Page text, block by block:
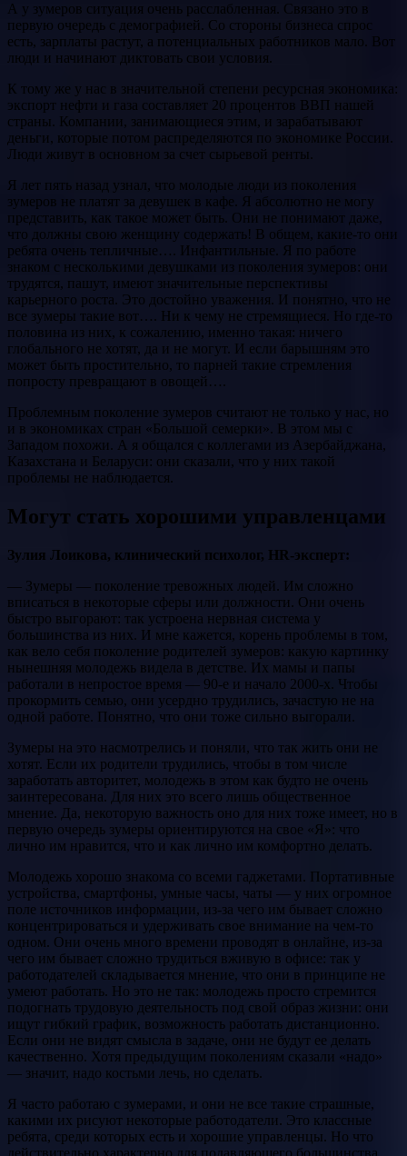
А у зумеров ситуация очень расслабленная. Связано это в
первую очередь с демографией. Со стороны бизнеса спрос
есть, зарплаты растут, а потенциальных работников мало. Вот
люди и начинают диктовать свои условия.
К тому же у нас в значительной степени ресурсная экономика:
экспорт нефти и газа составляет 20 процентов ВВП нашей
страны. Компании, занимающиеся этим, и зарабатывают
деньги, которые потом распределяются по экономике России.
Люди живут в основном за счет сырьевой ренты.
Я лет пять назад узнал, что молодые люди из поколения
зумеров не платят за девушек в кафе. Я абсолютно не могу
представить, как такое может быть. Они не понимают даже,
что должны свою женщину содержать! В общем, какие-то они
ребята очень тепличные…. Инфантильные. Я по работе
знаком с несколькими девушками из поколения зумеров: они
трудятся, пашут, имеют значительные перспективы
карьерного роста. Это достойно уважения. И понятно, что не
все зумеры такие вот…. Ни к чему не стремящиеся. Но где-то
половина из них, к сожалению, именно такая: ничего
глобального не хотят, да и не могут. И если барышням это
может быть простительно, то парней такие стремления
попросту превращают в овощей….
Проблемным поколение зумеров считают не только у нас, но
и в экономиках стран «Большой семерки». В этом мы с
Западом похожи. А я общался с коллегами из Азербайджана,
Казахстана и Беларуси: они сказали, что у них такой
проблемы не наблюдается.
Могут стать хорошими управленцами
Зулия Лоикова, клинический психолог, HR-эксперт:
— Зумеры — поколение тревожных людей. Им сложно
вписаться в некоторые сферы или должности. Они очень
быстро выгорают: так устроена нервная система у
большинства из них. И мне кажется, корень проблемы в том,
как вело себя поколение родителей зумеров: какую картинку
нынешняя молодежь видела в детстве. Их мамы и папы
работали в непростое время — 90-е и начало 2000-х. Чтобы
прокормить семью, они усердно трудились, зачастую не на
одной работе. Понятно, что они тоже сильно выгорали.
Зумеры на это насмотрелись и поняли, что так жить они не
хотят. Если их родители трудились, чтобы в том числе
заработать авторитет, молодежь в этом как будто не очень
заинтересована. Для них это всего лишь общественное
мнение. Да, некоторую важность оно для них тоже имеет, но в
первую очередь зумеры ориентируются на свое «Я»: что
лично им нравится, что и как лично им комфортно делать.
Молодежь хорошо знакома со всеми гаджетами. Портативные
устройства, смартфоны, умные часы, чаты — у них огромное
поле источников информации, из-за чего им бывает сложно
концентрироваться и удерживать свое внимание на чем-то
одном. Они очень много времени проводят в онлайне, из-за
чего им бывает сложно трудиться вживую в офисе: так у
работодателей складывается мнение, что они в принципе не
умеют работать. Но это не так: молодежь просто стремится
подогнать трудовую деятельность под свой образ жизни: они
ищут гибкий график, возможность работать дистанционно.
Если они не видят смысла в задаче, они не будут ее делать
качественно. Хотя предыдущим поколениям сказали «надо»
— значит, надо костьми лечь, но сделать.
Я часто работаю с зумерами, и они не все такие страшные,
какими их рисуют некоторые работодатели. Это классные
ребята, среди которых есть и хорошие управленцы. Но что